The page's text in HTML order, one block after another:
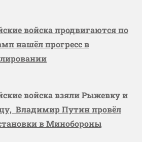
войска продвигаются по
нашёл прогресс в
войска взяли Рыжевку и
Владимир Путин провёл
в Минобороны